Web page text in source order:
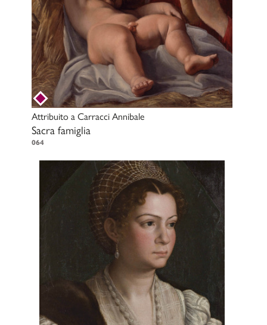
Attribuito a Carracci Annibale
Sacra famiglia
064